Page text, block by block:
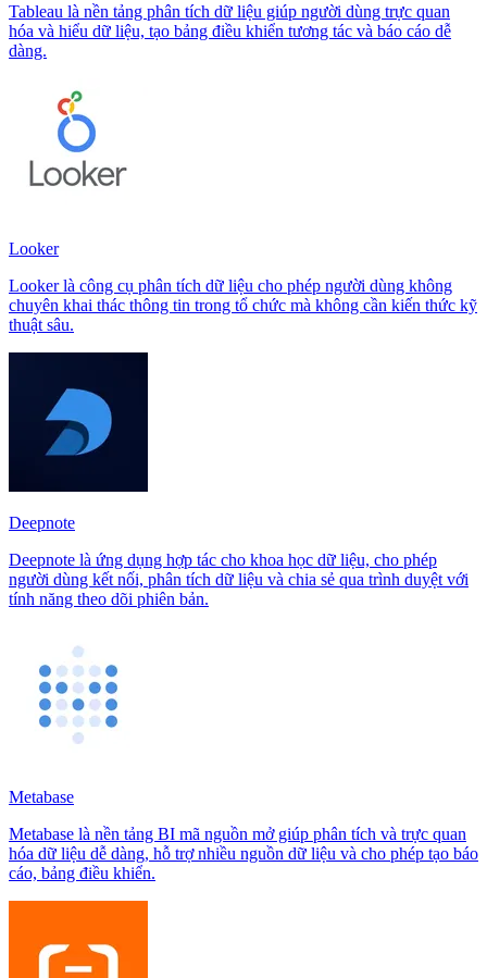
Tableau là nền tảng phân tích dữ liệu giúp người dùng trực quan
hóa và hiểu dữ liệu, tạo bảng điều khiển tương tác và báo cáo dễ
dàng.
Looker
Looker là công cụ phân tích dữ liệu cho phép người dùng không
chuyên khai thác thông tin trong tổ chức mà không cần kiến thức kỹ
thuật sâu.
Deepnote
Deepnote là ứng dụng hợp tác cho khoa học dữ liệu, cho phép
người dùng kết nối, phân tích dữ liệu và chia sẻ qua trình duyệt với
tính năng theo dõi phiên bản.
Metabase
Metabase là nền tảng BI mã nguồn mở giúp phân tích và trực quan
hóa dữ liệu dễ dàng, hỗ trợ nhiều nguồn dữ liệu và cho phép tạo báo
cáo, bảng điều khiển.